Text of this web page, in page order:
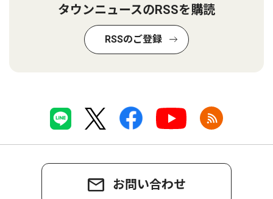
タウンニュースのRSSを購読
RSSのご登録
お問い合わせ